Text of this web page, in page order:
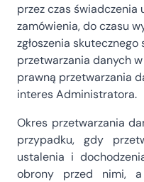
przez czas świadczenia
zamówienia, do czasu
zgłoszenia
przetwarzania danych
prawną przetwarzania
interes Administratora.
Okres przetwarzania
przypadku, gdy
ustalenia i
obrony przed nimi,